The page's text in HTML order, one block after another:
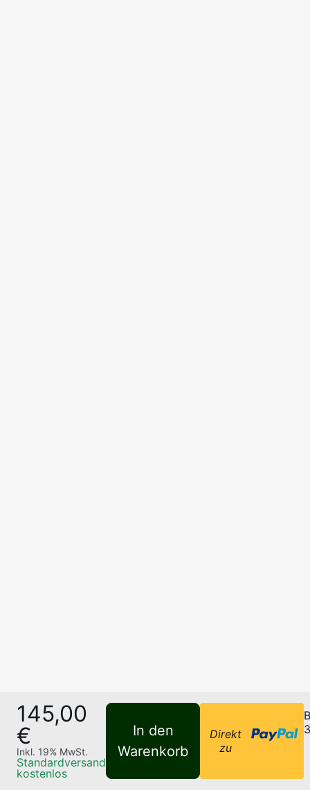
145,00
€
Inkl. 19% MwSt.
Standardversand
kostenlos
In den
Warenkorb
Direkt
zu